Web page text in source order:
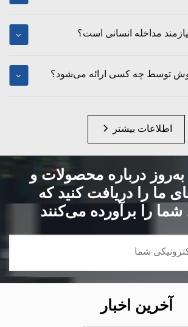
مداخله انسانی است؟
توسط چه کسی ارائه می‌شود؟
اطلاعات بیشتر
درباره محصولات و
ما را دریافت کنید که
شما را برآورده می‌کنند
آخرین اخبار